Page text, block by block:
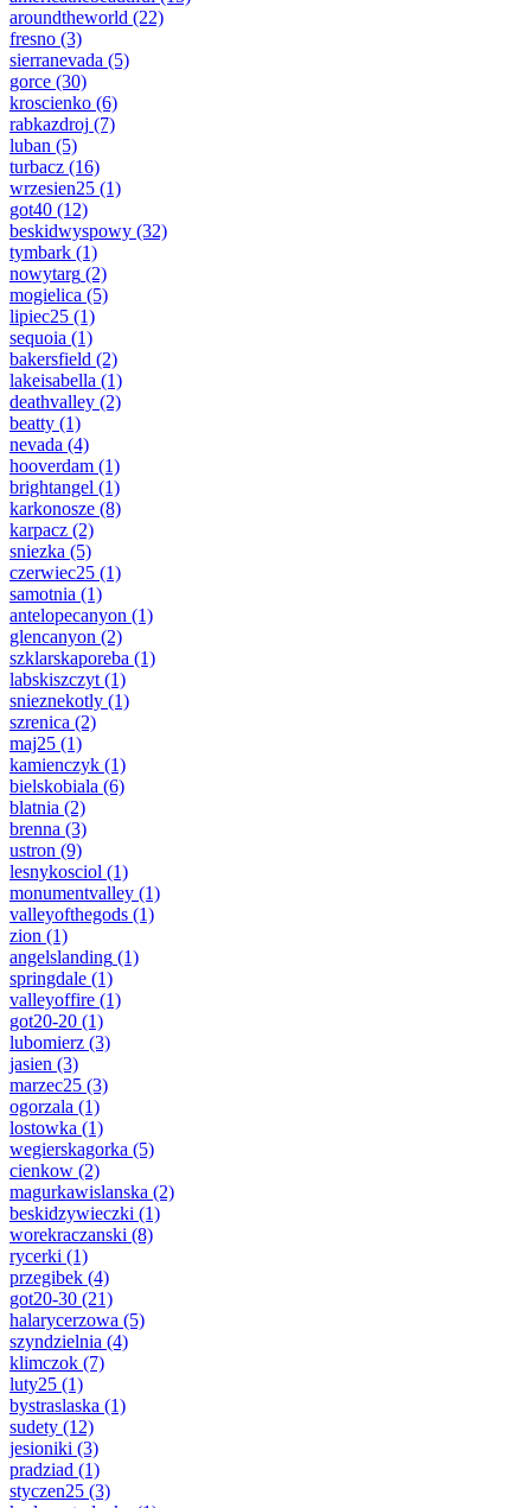
aroundtheworld (22)
fresno (3)
sierranevada (5)
gorce (30)
kroscienko (6)
rabkazdroj (7)
luban (5)
turbacz (16)
wrzesien25 (1)
got40 (12)
beskidwyspowy (32)
tymbark (1)
nowytarg (2)
mogielica (5)
lipiec25 (1)
sequoia (1)
bakersfield (2)
lakeisabella (1)
deathvalley (2)
beatty (1)
nevada (4)
hooverdam (1)
brightangel (1)
karkonosze (8)
karpacz (2)
sniezka (5)
czerwiec25 (1)
samotnia (1)
antelopecanyon (1)
glencanyon (2)
szklarskaporeba (1)
labskiszczyt (1)
snieznekotly (1)
szrenica (2)
maj25 (1)
kamienczyk (1)
bielskobiala (6)
blatnia (2)
brenna (3)
ustron (9)
lesnykosciol (1)
monumentvalley (1)
valleyofthegods (1)
zion (1)
angelslanding (1)
springdale (1)
valleyoffire (1)
got20-20 (1)
lubomierz (3)
jasien (3)
marzec25 (3)
ogorzala (1)
lostowka (1)
wegierskagorka (5)
cienkow (2)
magurkawislanska (2)
beskidzywieczki (1)
worekraczanski (8)
rycerki (1)
przegibek (4)
got20-30 (21)
halarycerzowa (5)
szyndzielnia (4)
klimczok (7)
luty25 (1)
bystraslaska (1)
sudety (12)
jesioniki (3)
pradziad (1)
styczen25 (3)